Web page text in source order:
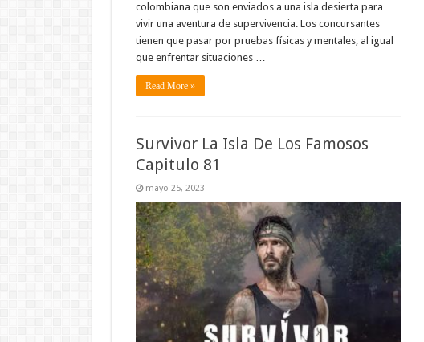
colombiana que son enviados a una isla desierta para
vivir una aventura de supervivencia. Los concursantes
tienen que pasar por pruebas físicas y mentales, al igual
que enfrentar situaciones …
Read More »
Survivor La Isla De Los Famosos
Capitulo 81
mayo 25, 2023